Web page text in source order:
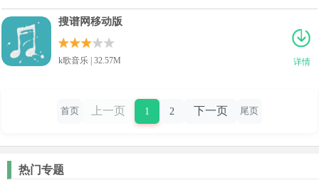
详情
搜谱网移动版
k歌音乐 | 32.57M
首页 上一页 1 2 下一页 尾页
热门专题